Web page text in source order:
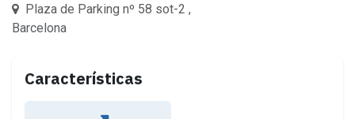
Plaza de Parking nº 58 sot-2 ,
Barcelona
Características